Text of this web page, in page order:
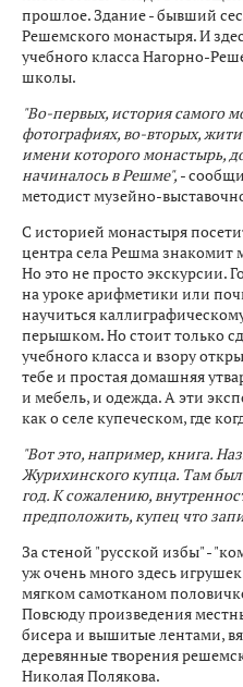
прошлое. Здание - бывший
Решемского монастыря. И
учебного класса Нагорно-
школы.
"Во-первых, история самого
фотографиях, во-вторых,
имени которого монастырь,
начиналось в Решме", -
методист музейно-
С историей монастыря
центра села Решма знакомит
Но это не просто экскурсии.
на уроке арифметики или
научиться
перышком. Но стоит только
учебного класса и взору
тебе и простая домашняя
и мебель, и одежда. А эти
как о селе купеческом, где
"Вот это, например, книга.
Журихинского купца. Там
год. К сожалению,
предположить, купец что
За стеной "русской избы" -
уж очень много здесь
мягком самотканом
Повсюду произведения
бисера и вышитые лентами,
деревянные творения
Николая Полякова.